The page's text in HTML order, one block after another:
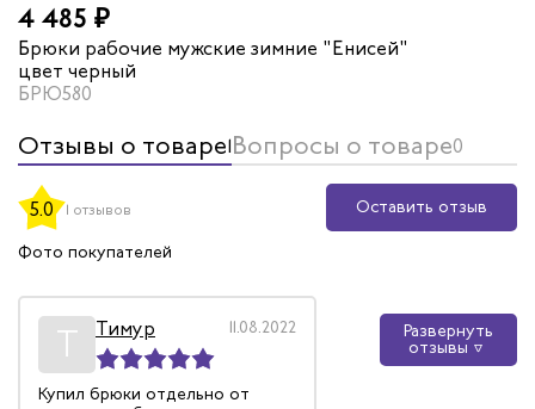
4 485 ₽
Брюки рабочие мужские зимние "Енисей"
цвет черный
БРЮ580
Отзывы о товаре1Вопросы о товаре0
5.0 1 отзывов
Оставить отзыв
Фото покупателей
Т Тимур 11.08.2022
Купил брюки отдельно от
Развернуть
отзывы